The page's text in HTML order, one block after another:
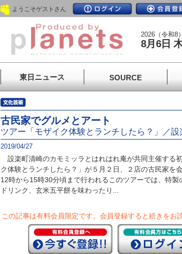
ようこそゲストさん
2026（令和8
8月6日
東日ニュース SOURCE
古民家でグルメとアート
ツアー「モザイク体験とランチしたら？」／設
2019/04/27
設楽町清崎のカモミッラとはれはれ庵が共同主催する
ク体験とランチしたら？」が５月２日、２店の古民家を
12時から15時30分頃まで行われるこのツアーでは、特製
ドリンク、玄米五平餅を味わったり...
この記事は有料会員限定です。 会員登録すると続きをお